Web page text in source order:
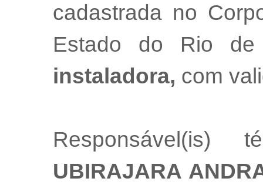
cadastrada no
Estado do Rio
instaladora, com
Responsável(is)
UBIRAJARA